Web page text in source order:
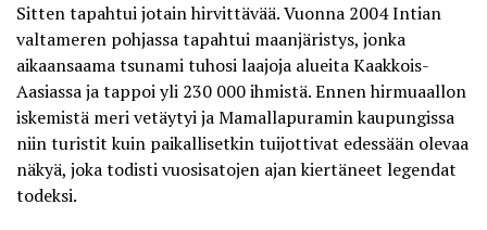
Sitten tapahtui jotain hirvittävää. Vuonna 2004 Intian
valtameren pohjassa tapahtui maanjäristys, jonka
aikaansaama tsunami tuhosi laajoja alueita Kaakkois-
Aasiassa ja tappoi yli 230 000 ihmistä. Ennen hirmuaallon
iskemistä meri vetäytyi ja Mamallapuramin kaupungissa
niin turistit kuin paikallisetkin tuijottivat edessään olevaa
näkyä, joka todisti vuosisatojen ajan kiertäneet legendat
todeksi.